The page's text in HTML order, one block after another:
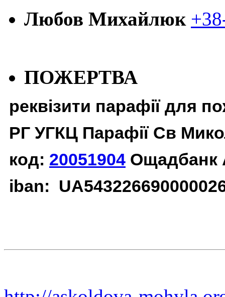
Любов Михайлюк
ПОЖЕРТВА
реквізити парафії для
РГ УГКЦ Парафії Св
код: 20051904 Ощадбанк
iban: